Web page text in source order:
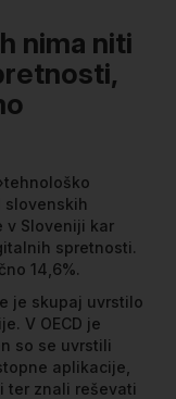
nima niti
slovenskih
v Sloveniji kar
spretnosti.
14,6%.
je skupaj uvrstilo
V OECD je
so se uvrstili
aplikacije,
ter znali reševati